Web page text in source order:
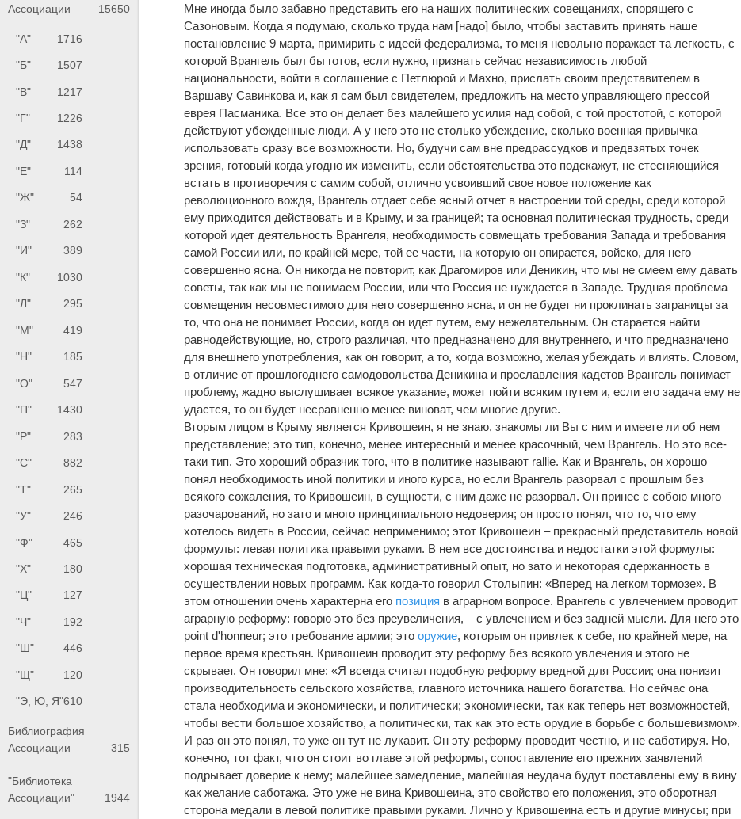
Ассоциации
15650
"А" 1716
"Б" 1507
"В" 1217
"Г" 1226
"Д" 1438
"Е" 114
"Ж" 54
"З" 262
"И" 389
"К" 1030
"Л" 295
"М" 419
"Н" 185
"О" 547
"П" 1430
"Р" 283
"С" 882
"Т" 265
"У" 246
"Ф" 465
"Х" 180
"Ц" 127
"Ч" 192
"Ш" 446
"Щ" 120
"Э, Ю, Я"610
Библиография
Ассоциации
315
"Библиотека
Ассоциации"
1944
Мне иногда было забавно представить его на наших политических совещаниях, спорящего с
Сазоновым. Когда я подумаю, сколько труда нам [надо] было, чтобы заставить принять наше
постановление 9 марта, примирить с идеей федерализма, то меня невольно поражает та легкость, с
которой Врангель был бы готов, если нужно, признать сейчас независимость любой
национальности, войти в соглашение с Петлюрой и Махно, прислать своим представителем в
Варшаву Савинкова и, как я сам был свидетелем, предложить на место управляющего прессой
еврея Пасманика. Все это он делает без малейшего усилия над собой, с той простотой, с которой
действуют убежденные люди. А у него это не столько убеждение, сколько военная привычка
использовать сразу все возможности. Но, будучи сам вне предрассудков и предвзятых точек
зрения, готовый когда угодно их изменить, если обстоятельства это подскажут, не стесняющийся
встать в противоречия с самим собой, отлично усвоивший свое новое положение как
революционного вождя, Врангель отдает себе ясный отчет в настроении той среды, среди которой
ему приходится действовать и в Крыму, и за границей; та основная политическая трудность, среди
которой идет деятельность Врангеля, необходимость совмещать требования Запада и требования
самой России или, по крайней мере, той ее части, на которую он опирается, войско, для него
совершенно ясна. Он никогда не повторит, как Драгомиров или Деникин, что мы не смеем ему давать
советы, так как мы не понимаем России, или что Россия не нуждается в Западе. Трудная проблема
совмещения несовместимого для него совершенно ясна, и он не будет ни проклинать заграницы за
то, что она не понимает России, когда он идет путем, ему нежелательным. Он старается найти
равнодействующие, но, строго различая, что предназначено для внутреннего, и что предназначено
для внешнего употребления, как он говорит, а то, когда возможно, желая убеждать и влиять. Словом,
в отличие от прошлогоднего самодовольства Деникина и прославления кадетов Врангель понимает
проблему, жадно выслушивает всякое указание, может пойти всяким путем и, если его задача ему не
удастся, то он будет несравненно менее виноват, чем многие другие.
Вторым лицом в Крыму является Кривошеин, я не знаю, знакомы ли Вы с ним и имеете ли об нем
представление; это тип, конечно, менее интересный и менее красочный, чем Врангель. Но это все-
таки тип. Это хороший образчик того, что в политике называют rallie. Как и Врангель, он хорошо
понял необходимость иной политики и иного курса, но если Врангель разорвал с прошлым без
всякого сожаления, то Кривошеин, в сущности, с ним даже не разорвал. Он принес с собою много
разочарований, но зато и много принципиального недоверия; он просто понял, что то, что ему
хотелось видеть в России, сейчас неприменимо; этот Кривошеин – прекрасный представитель новой
формулы: левая политика правыми руками. В нем все достоинства и недостатки этой формулы:
хорошая техническая подготовка, административный опыт, но зато и некоторая сдержанность в
осуществлении новых программ. Как когда-то говорил Столыпин: «Вперед на легком тормозе». В
этом отношении очень характерна его позиция в аграрном вопросе. Врангель с увлечением проводит
аграрную реформу: говорю это без преувеличения, – с увлечением и без задней мысли. Для него это
point d'honneur; это требование армии; этооружие, которым он привлек к себе, по крайней мере, на
первое время крестьян. Кривошеин проводит эту реформу без всякого увлечения и этого не
скрывает. Он говорил мне: «Я всегда считал подобную реформу вредной для России; она понизит
производительность сельского хозяйства, главного источника нашего богатства. Но сейчас она
стала необходима и экономически, и политически; экономически, так как теперь нет возможностей,
чтобы вести большое хозяйство, а политически, так как это есть орудие в борьбе с большевизмом».
И раз он это понял, то уже он тут не лукавит. Он эту реформу проводит честно, и не саботируя. Но,
конечно, тот факт, что он стоит во главе этой реформы, сопоставление его прежних заявлений
подрывает доверие к нему; малейшее замедление, малейшая неудача будут поставлены ему в вину
как желание саботажа. Это уже не вина Кривошеина, это свойство его положения, это оборотная
сторона медали в левой политике правыми руками. Лично у Кривошеина есть и другие минусы; при